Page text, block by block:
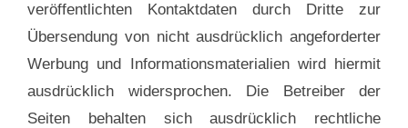
veröffentlichten Kontaktdaten durch Dritte zur
Übersendung von nicht ausdrücklich angeforderter
Werbung und Informationsmaterialien wird hiermit
ausdrücklich widersprochen. Die Betreiber der
Seiten behalten sich ausdrücklich rechtliche